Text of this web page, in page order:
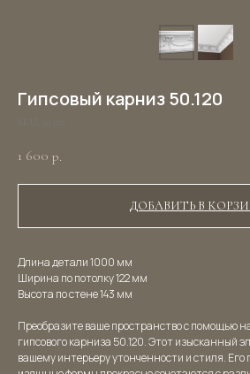
Гипсовый карниз 50.120
1 600 р.
ДОБАВИТЬ В
Длина детали 1000 мм
Ширина по потолку 122 мм
Высота по стене 143 мм
Преобразите ваше пространство с помощью
гипсового карниза 50.120. Этот изысканный
вашему интерьеру утонченности и стиля.